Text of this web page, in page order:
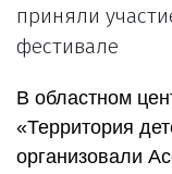
приняли
фестивале
В областном
«Территория
организовали